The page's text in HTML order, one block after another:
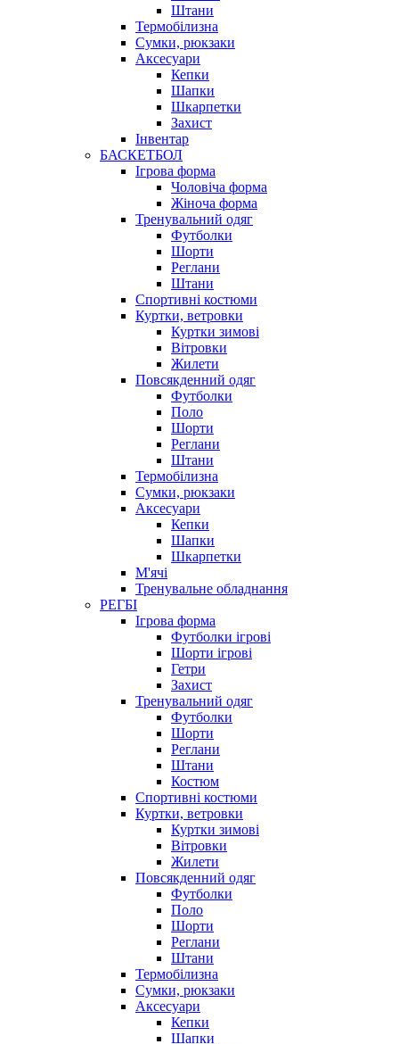
Штани
Термобілизна
Сумки, рюкзаки
Аксесуари
Кепки
Шапки
Шкарпетки
Захист
Інвентар
БАСКЕТБОЛ
Ігрова форма
Чоловіча форма
Жіноча форма
Тренувальний одяг
Футболки
Шорти
Реглани
Штани
Спортивні костюми
Куртки, ветровки
Куртки зимові
Вітровки
Жилети
Повсякденний одяг
Футболки
Поло
Шорти
Реглани
Штани
Термобілизна
Сумки, рюкзаки
Аксесуари
Кепки
Шапки
Шкарпетки
М'ячі
Тренувальне обладнання
РЕГБІ
Ігрова форма
Футболки ігрові
Шорти ігрові
Гетри
Захист
Тренувальний одяг
Футболки
Шорти
Реглани
Штани
Костюм
Спортивні костюми
Куртки, ветровки
Куртки зимові
Вітровки
Жилети
Повсякденний одяг
Футболки
Поло
Шорти
Реглани
Штани
Термобілизна
Сумки, рюкзаки
Аксесуари
Кепки
Шапки